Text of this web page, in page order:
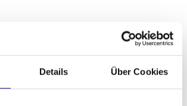
Details Über Cookies